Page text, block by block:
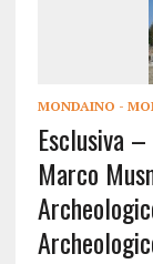
MONDAINO -
Esclusiva
Marco